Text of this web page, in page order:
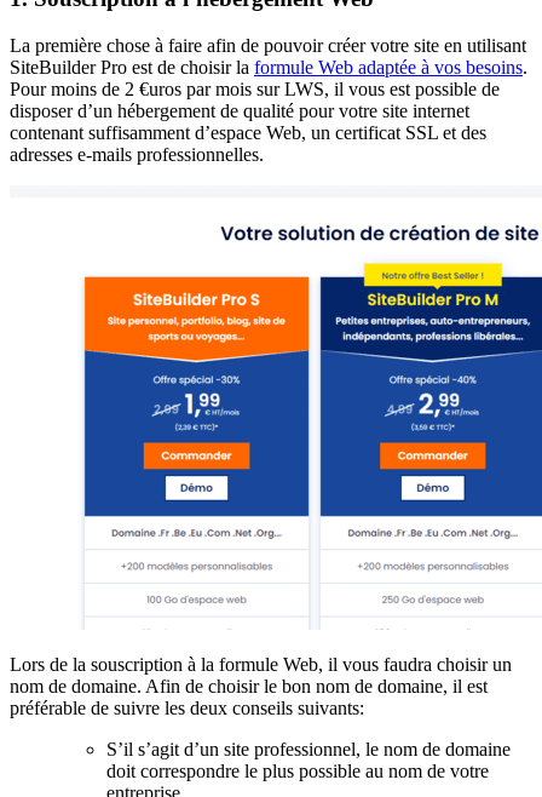
La première chose à faire afin de pouvoir créer votre site en utilisant
SiteBuilder Pro est de choisir la formule Web adaptée à vos besoins.
Pour moins de 2 €uros par mois sur LWS, il vous est possible de
disposer d’un hébergement de qualité pour votre site internet
contenant suffisamment d’espace Web, un certificat SSL et des
adresses e-mails professionnelles.
Lors de la souscription à la formule Web, il vous faudra choisir un
nom de domaine. Afin de choisir le bon nom de domaine, il est
préférable de suivre les deux conseils suivants:
S’il s’agit d’un site professionnel, le nom de domaine
doit correspondre le plus possible au nom de votre
entreprise